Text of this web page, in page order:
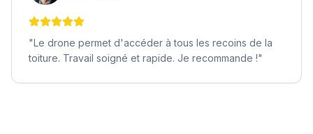
"Le drone permet d'accéder à tous les recoins de la
toiture. Travail soigné et rapide. Je recommande !"